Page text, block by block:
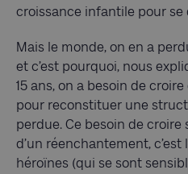
croissance infantile pour se
Mais le monde, on en a
et c’est pourquoi, nous
15 ans, on a besoin de
pour reconstituer une
perdue. Ce besoin de croire
d’un réenchantement,
héroïnes (qui se sont